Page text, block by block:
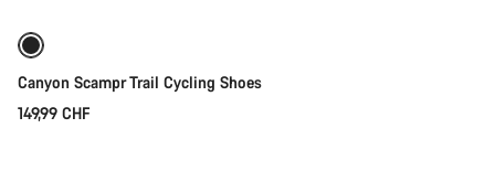
Canyon Scampr Trail Cycling Shoes
149,99 CHF